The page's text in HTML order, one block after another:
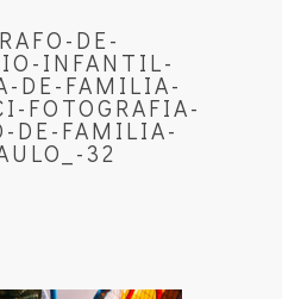
DE-
INFANTIL-
DE-FAMILIA-
FOTOGRAFIA-
DE-FAMILIA-
32